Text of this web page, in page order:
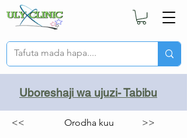
Uboreshaji wa ujuzi- Tabibu
<< Orodha kuu >>